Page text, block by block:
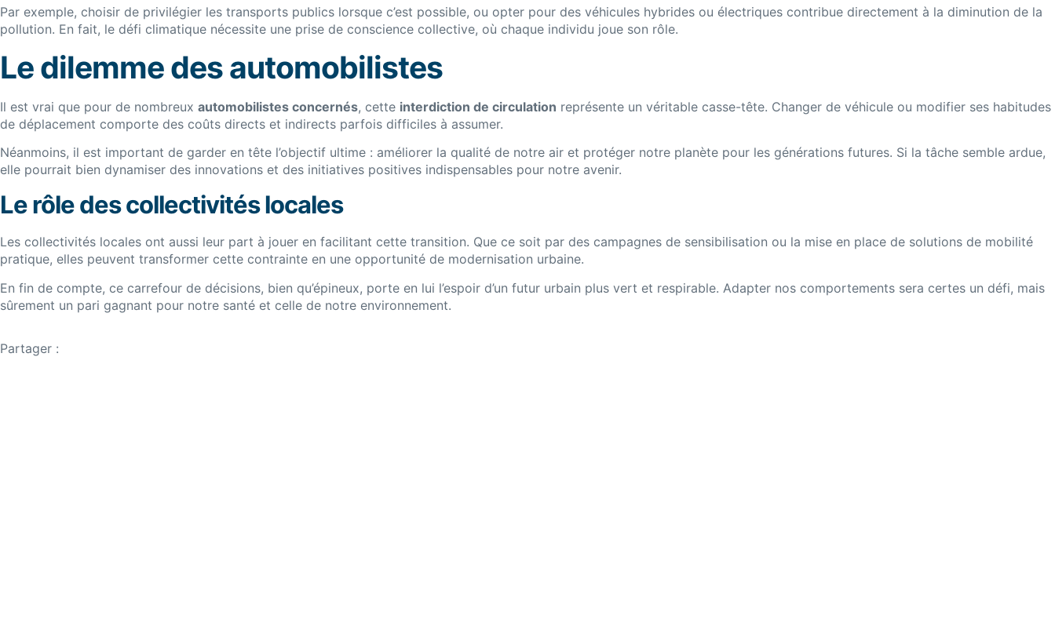
Par exemple, choisir de privilégier les transports publics lorsque c’est possible, ou opter pour des véhicules hybrides ou électriques contribue directement à la diminution de la
pollution. En fait, le défi climatique nécessite une prise de conscience collective, où chaque individu joue son rôle.
Le dilemme des automobilistes
Il est vrai que pour de nombreux automobilistes concernés, cette interdiction de circulation représente un véritable casse-tête. Changer de véhicule ou modifier ses habitudes
de déplacement comporte des coûts directs et indirects parfois difficiles à assumer.
Néanmoins, il est important de garder en tête l’objectif ultime : améliorer la qualité de notre air et protéger notre planète pour les générations futures. Si la tâche semble ardue,
elle pourrait bien dynamiser des innovations et des initiatives positives indispensables pour notre avenir.
Le rôle des collectivités locales
Les collectivités locales ont aussi leur part à jouer en facilitant cette transition. Que ce soit par des campagnes de sensibilisation ou la mise en place de solutions de mobilité
pratique, elles peuvent transformer cette contrainte en une opportunité de modernisation urbaine.
En fin de compte, ce carrefour de décisions, bien qu’épineux, porte en lui l’espoir d’un futur urbain plus vert et respirable. Adapter nos comportements sera certes un défi, mais
sûrement un pari gagnant pour notre santé et celle de notre environnement.
Partager :